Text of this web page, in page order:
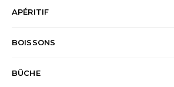
APÉRITIF
BOISSONS
BÛCHE